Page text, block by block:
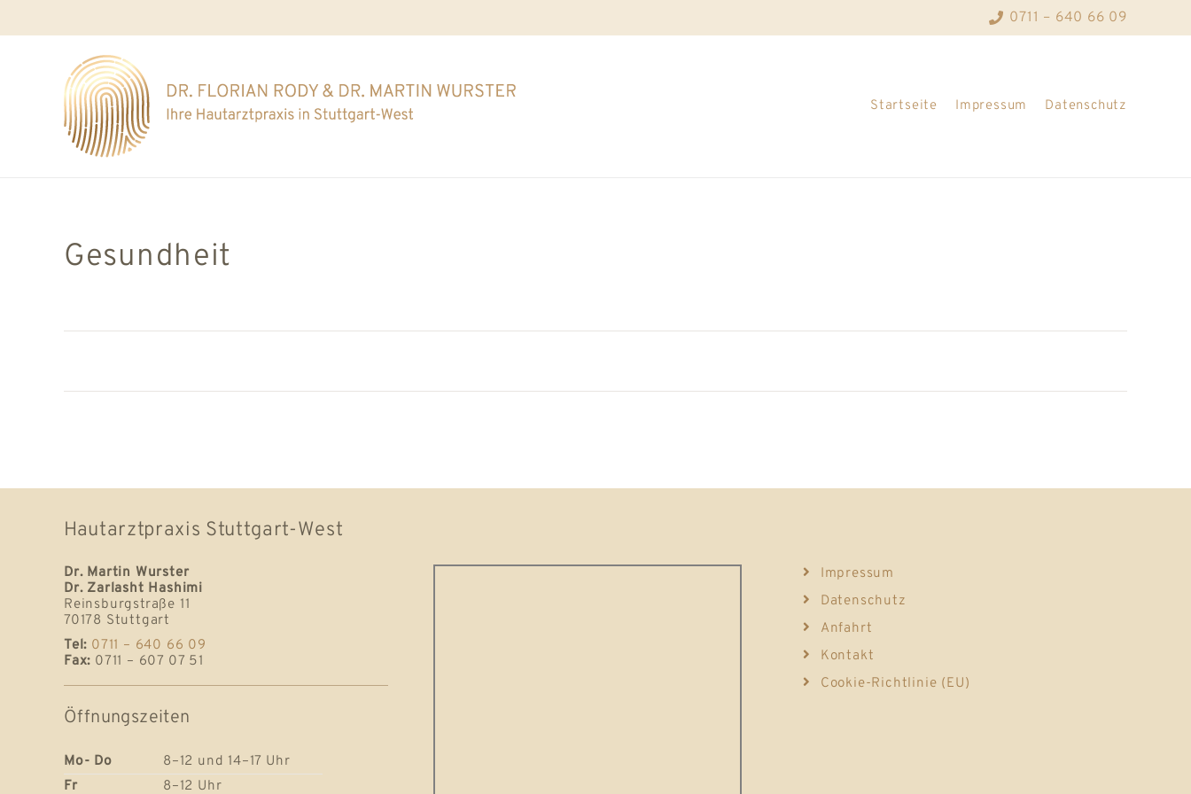
0711 – 640 66 09
Startseite Impressum Datenschutz
Gesundheit
Hautarztpraxis Stuttgart-West
Dr. Martin Wurster
Dr. Zarlasht Hashimi
Reinsburgstraße 11
70178 Stuttgart
Tel: 0711 – 640 66 09
Fax: 0711 – 607 07 51
Öffnungszeiten
Mo- Do
8–12 und 14–17 Uhr
Fr
8–12 Uhr
Impressum
Datenschutz
Anfahrt
Kontakt
Cookie-Richtlinie (EU)